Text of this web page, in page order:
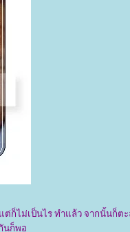
ก็ไม่เป็นไร ทำแล้ว จากนั้นก็ต
นก็พอ